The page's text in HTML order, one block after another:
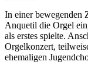
In einer bewegenden
Anquetil die Orgel
als erstes spielte.
Orgelkonzert,
ehemaligen